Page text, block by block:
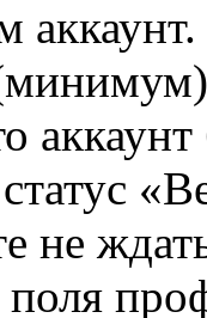
не
поля